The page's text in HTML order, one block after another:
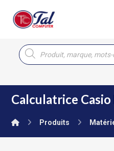
Calculatrice
Produits